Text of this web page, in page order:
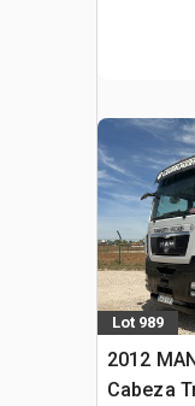
Lot 989
2012
Cabeza